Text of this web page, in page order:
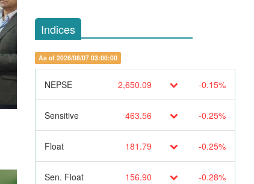
Indices
As of 2026/08/07 03:00:00
NEPSE 2,650.09 -0.15%
Sensitive 463.56 -0.25%
Float 181.79 -0.25%
Sen. Float 156.90 -0.28%